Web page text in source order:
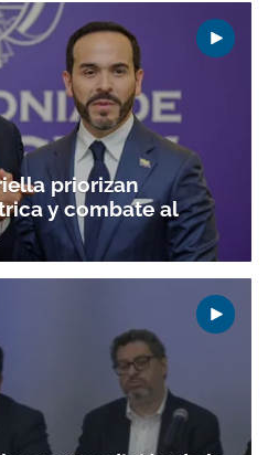
a nuestro boletín.
priorizan
y combate al